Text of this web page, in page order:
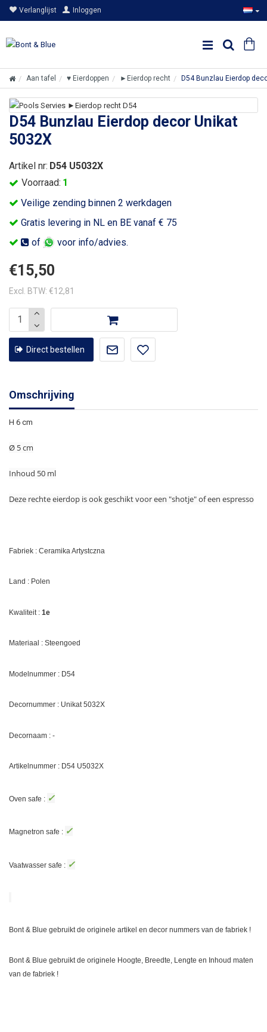
Verlanglijst Inloggen
Aan tafel ♥ Eierdoppen ►Eierdop recht D54 Bunzlau Eierdop
D54 Bunzlau Eierdop decor Unikat
5032X
Veilige zending binnen 2 werkdagen
Gratis levering in NL en BE vanaf € 75
of
voor info/advies.
Voorraad: 1
Artikel nr: D54 U5032X
€15,50
Excl. BTW: €12,81
Direct bestellen
Omschrijving
H 6 cm
Ø 5 cm
Inhoud 50 ml
Deze rechte eierdop is ook geschikt voor een "shotje" of een espresso
Fabriek : Ceramika Artystczna
Land : Polen
Kwaliteit : 1e
Materiaal : Steengoed
Modelnummer : D54
Decornummer : Unikat 5032X
Decornaam : -
Artikelnummer : D54 U5032X
Oven safe : ✓
Magnetron safe : ✓
Vaatwasser safe : ✓
Bont & Blue gebruikt de originele artikel en decor nummers van de fabriek !
Bont & Blue gebruikt de originele Hoogte, Breedte, Lengte en Inhoud maten
van de fabriek !